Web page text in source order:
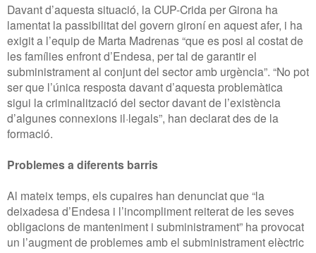
Davant d’aquesta situació, la CUP-Crida per Girona ha
lamentat la passibilitat del govern gironí en aquest afer, i ha
exigit a l’equip de Marta Madrenas “que es posi al costat de
les famílies enfront d’Endesa, per tal de garantir el
subministrament al conjunt del sector amb urgència”. “No pot
ser que l’única resposta davant d’aquesta problemàtica
sigui la criminalització del sector davant de l’existència
d’algunes connexions il·legals”, han declarat des de la
formació.
Problemes a diferents barris
Al mateix temps, els cupaires han denunciat que “la
deixadesa d’Endesa i l’incompliment reiterat de les seves
obligacions de manteniment i subministrament” ha provocat
un l’augment de problemes amb el subministrament elèctric